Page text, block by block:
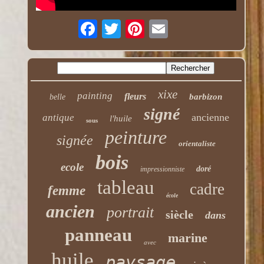
belle painting fleurs xixe barbizon
antique sous l'huile signé ancienne
signée peinture orientaliste
ecole bois impressionniste doré
femme tableau école cadre
ancien portrait siècle dans
panneau avec marine